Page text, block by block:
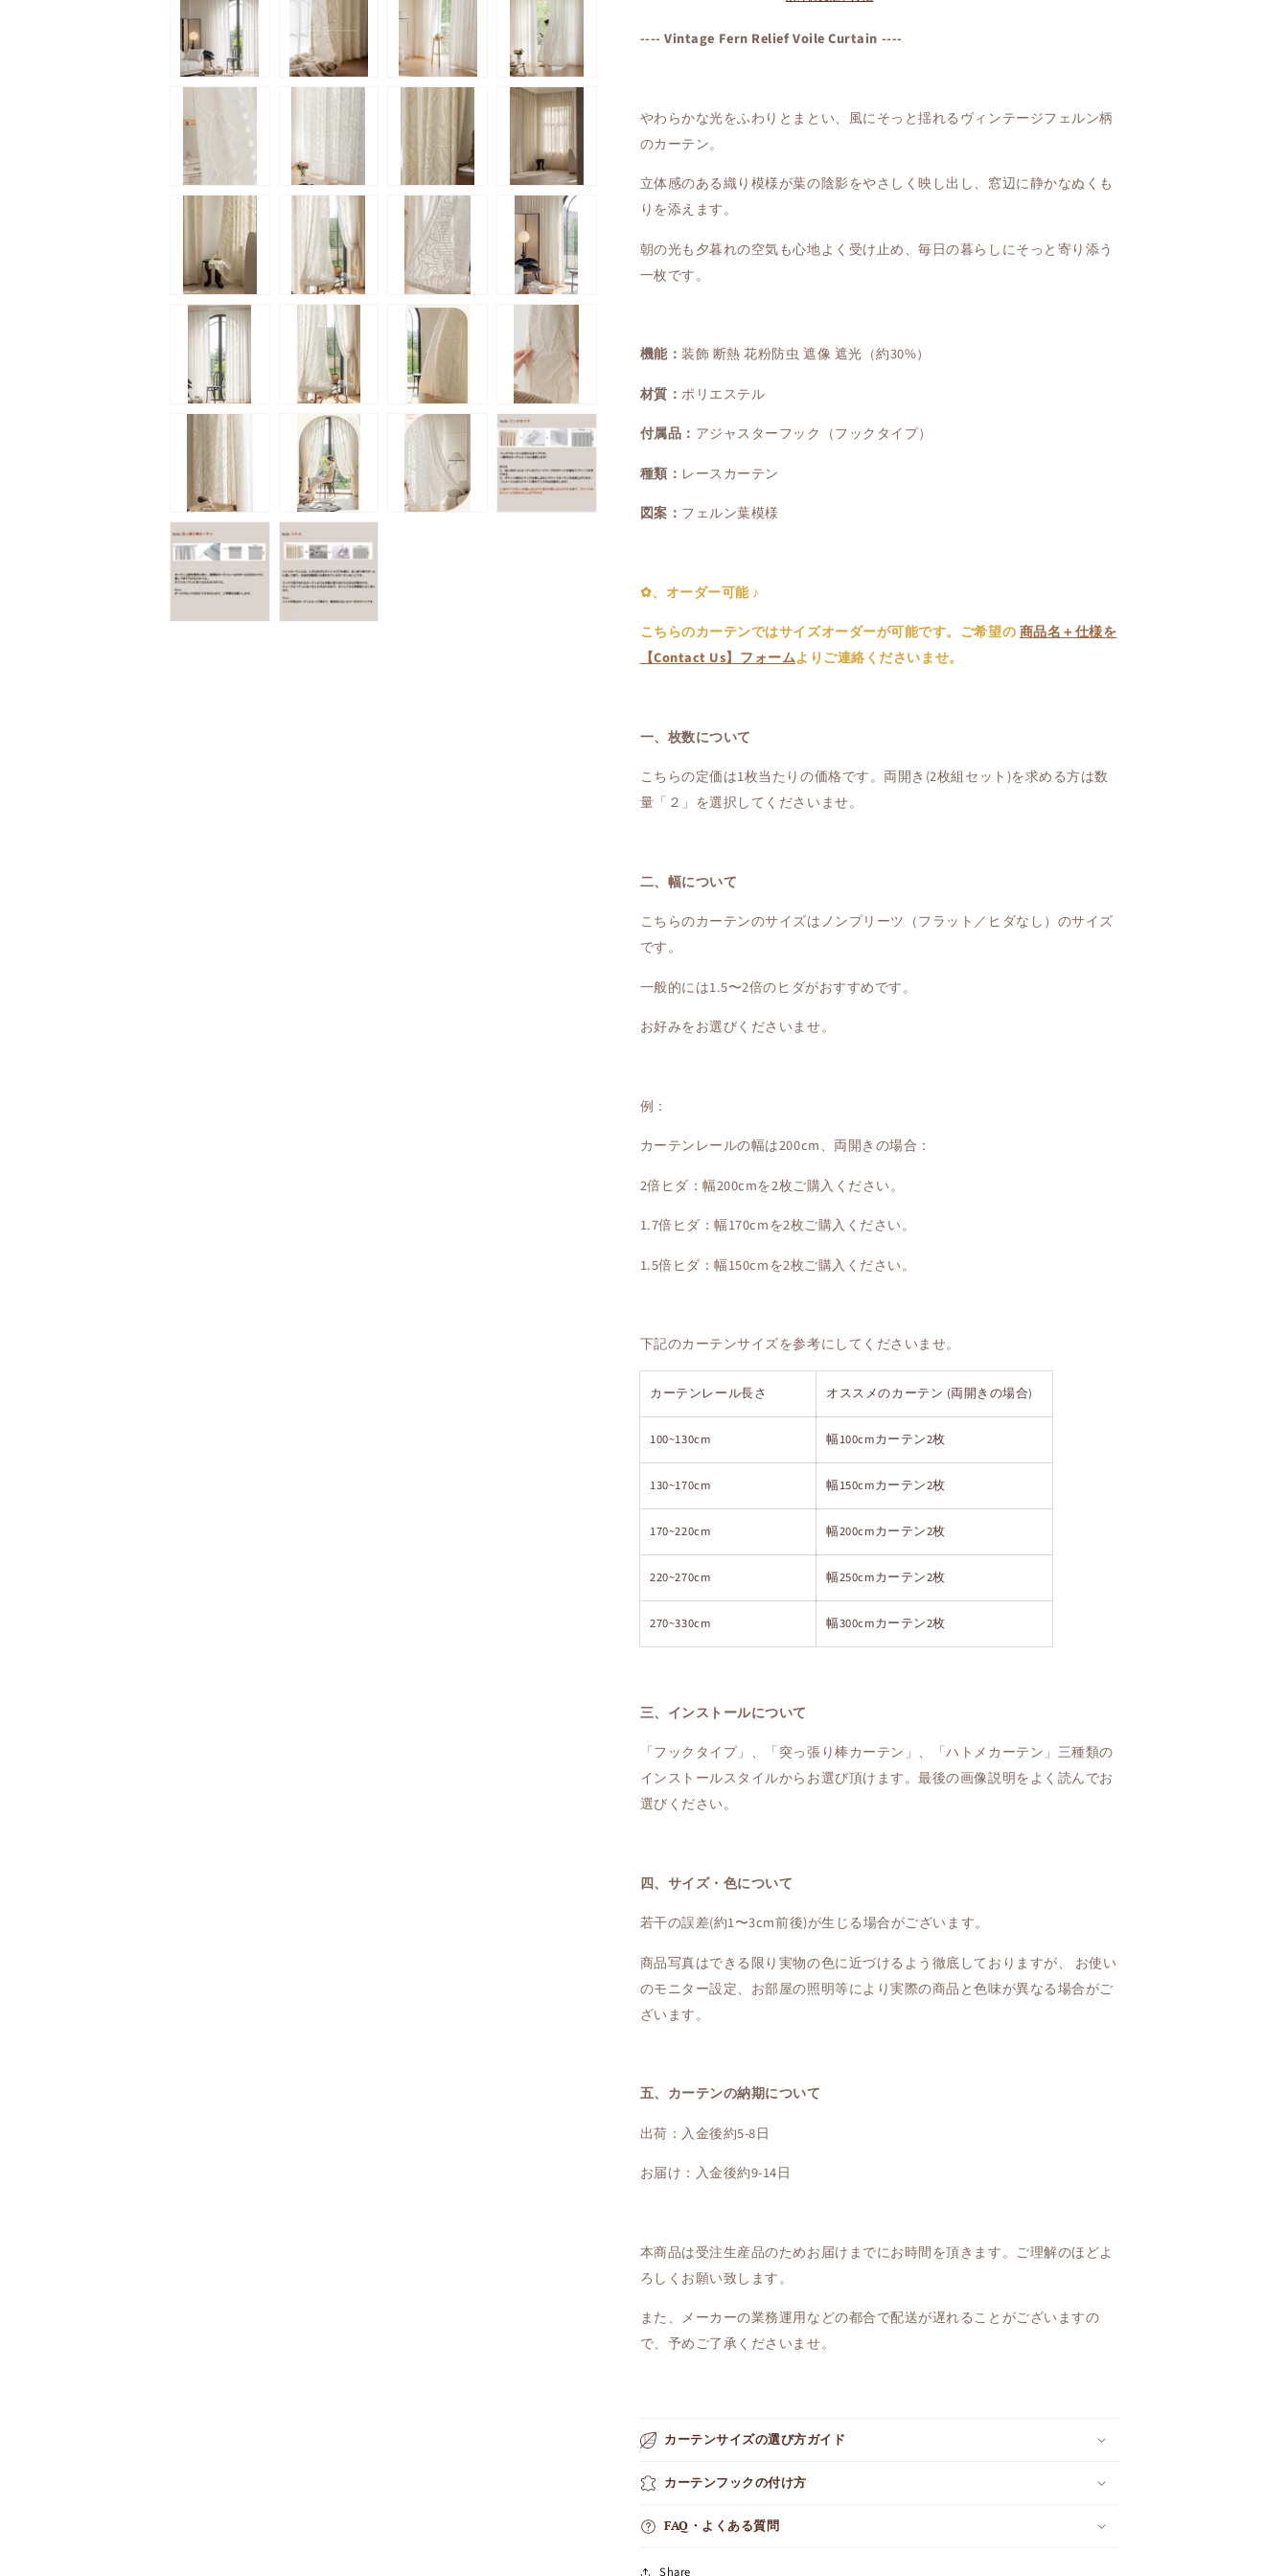
ー
ル
ン
リ
ー
カ
ー
数
を
ら
す
ー
ル
リ
カ
数
を
や
---- Vintage Fern Relief Voile Curtain ----
やわらかな光をふわりとまとい、風にそっと揺れるヴィンテージフェルン柄
のカーテン。
立体感のある織り模様が葉の陰影をやさしく映し出し、窓辺に静かなぬくも
りを添えます。
朝の光も夕暮れの空気も心地よく受け止め、毎日の暮らしにそっと寄り添う
一枚です。
機能：装飾 断熱 花粉防虫 遮像 遮光（約30%）
材質：ポリエステル
付属品： アジャスターフック（フックタイプ）
種類： レースカーテン
図案： フェルン葉模様
✿、オーダー可能 ♪
こちらのカーテンではサイズオーダーが可能です。ご希望の商品名＋仕様を
【Contact Us】フォームよりご連絡くださいませ。
一、枚数について
こちらの定価は1枚当たりの価格です。両開き(2枚組セット)を求める方は数
量「２」を選択してくださいませ。
二、幅について
こちらのカーテンのサイズはノンプリーツ（フラット／ヒダなし）のサイズ
です。
一般的には1.5〜2倍のヒダがおすすめです。
お好みをお選びくださいませ。
例：
カーテンレールの幅は200cm、両開きの場合：
2倍ヒダ：幅200cmを2枚ご購入ください。
1.7倍ヒダ：幅170cmを2枚ご購入ください。
1.5倍ヒダ：幅150cmを2枚ご購入ください。
下記のカーテンサイズを参考にしてくださいませ。
カーテンレール長さ オススメのカーテン (両開きの場合)
100~130cm 幅100cmカーテン2枚
130~170cm 幅150cmカーテン2枚
170~220cm 幅200cmカーテン2枚
220~270cm 幅250cmカーテン2枚
270~330cm 幅300cmカーテン2枚
三、インストールについて
「フックタイプ」、「突っ張り棒カーテン」、「ハトメカーテン」三種類の
インストールスタイルからお選び頂けます。最後の画像説明をよく読んでお
選びください。
四、サイズ・色について
若干の誤差(約1〜3cm前後)が生じる場合がございます。
商品写真はできる限り実物の色に近づけるよう徹底しておりますが、 お使い
のモニター設定、お部屋の照明等により実際の商品と色味が異なる場合がご
ざいます。
五、カーテンの納期について
出荷：入金後約5-8日
お届け：入金後約9-14日
本商品は受注生産品のためお届けまでにお時間を頂きます。ご理解のほどよ
ろしくお願い致します。
また、メーカーの業務運用などの都合で配送が遅れることがございますの
で、予めご了承くださいませ。
カーテンサイズの選び方ガイド
カーテンフックの付け方
FAQ・よくある質問
Share